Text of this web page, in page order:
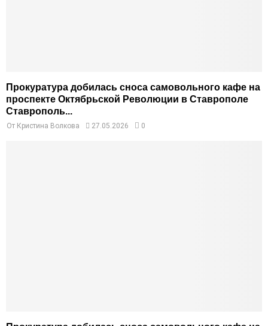
Прокуратура добилась сноса самовольного кафе на
проспекте Октябрьской Революции в Ставрополе
Ставрополь...
От Кристина Волкова 27.05.2026 0